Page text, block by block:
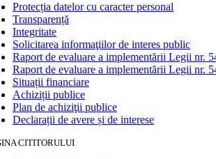
Protecția datelor cu caracter personal
Transparență
Integritate
Solicitarea informaţiilor de interes public
Raport de evaluare a implementării Legii nr.
Raport de evaluare a implementării Legii nr.
Situații financiare
Achiziții publice
Plan de achiziţii publice
Declarații de avere și de interese
CITITORULUI